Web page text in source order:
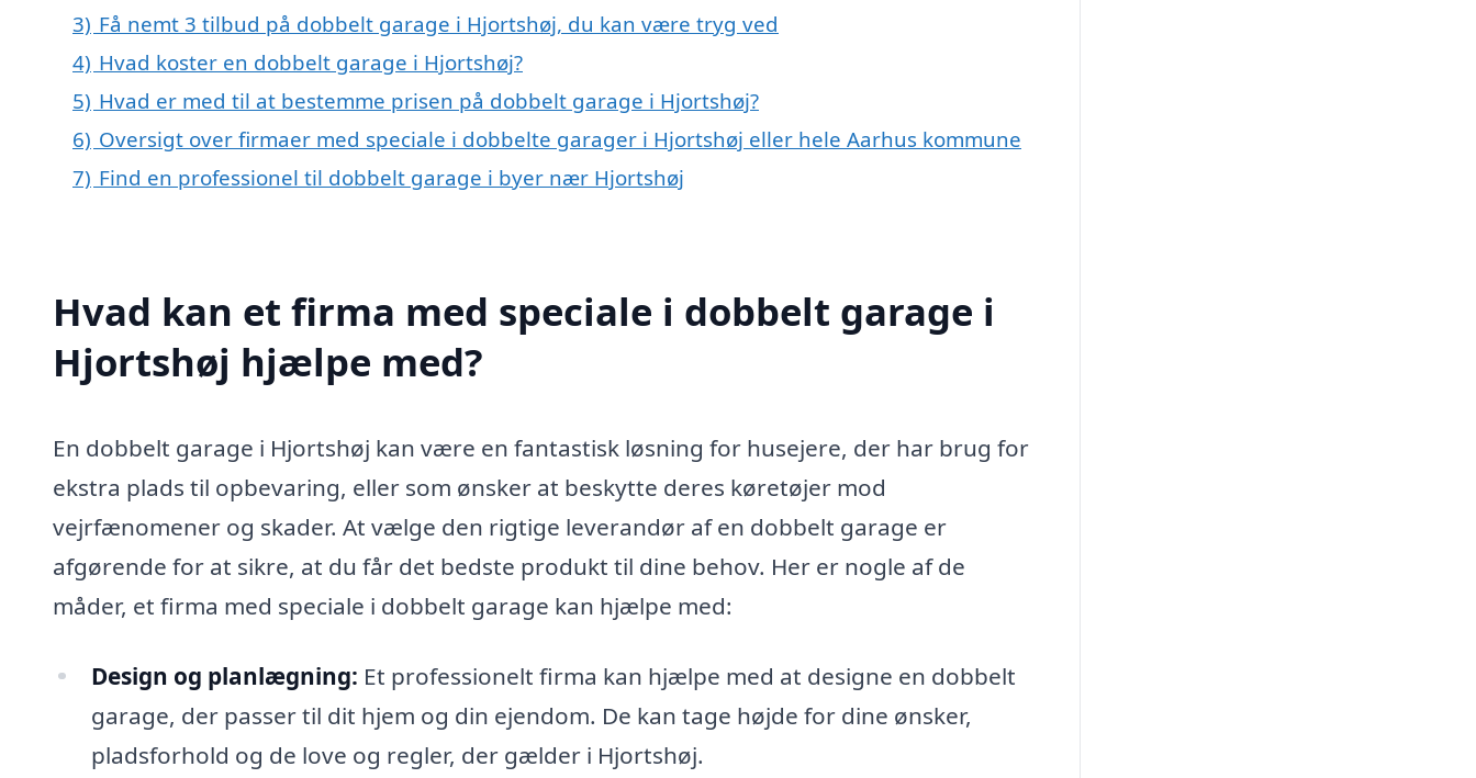
3) Få nemt 3 tilbud på dobbelt garage i Hjortshøj, du kan være tryg ved
4) Hvad koster en dobbelt garage i Hjortshøj?
5) Hvad er med til at bestemme prisen på dobbelt garage i Hjortshøj?
6) Oversigt over firmaer med speciale i dobbelte garager i Hjortshøj eller hele Aarhus kommune
7) Find en professionel til dobbelt garage i byer nær Hjortshøj
Hvad kan et firma med speciale i dobbelt garage i
Hjortshøj hjælpe med?
En dobbelt garage i Hjortshøj kan være en fantastisk løsning for husejere, der har brug for
ekstra plads til opbevaring, eller som ønsker at beskytte deres køretøjer mod
vejrfænomener og skader. At vælge den rigtige leverandør af en dobbelt garage er
afgørende for at sikre, at du får det bedste produkt til dine behov. Her er nogle af de
måder, et firma med speciale i dobbelt garage kan hjælpe med:
Design og planlægning: Et professionelt firma kan hjælpe med at designe en dobbelt
garage, der passer til dit hjem og din ejendom. De kan tage højde for dine ønsker,
pladsforhold og de love og regler, der gælder i Hjortshøj.